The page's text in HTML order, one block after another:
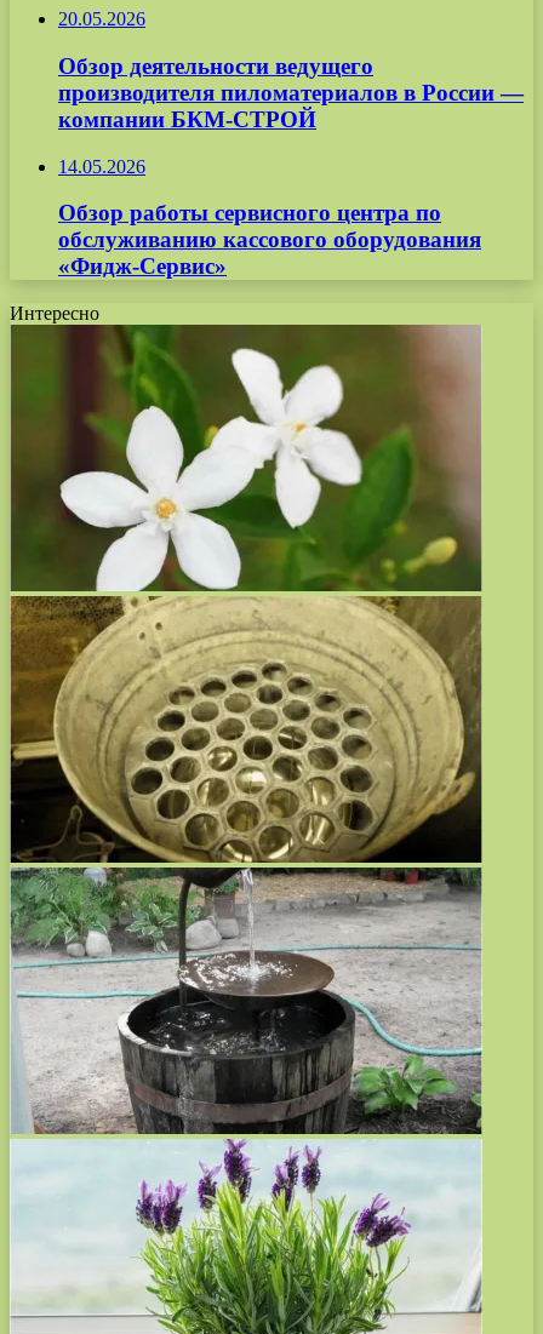
20.05.2026
Обзор деятельности ведущего
производителя пиломатериалов в России —
компании БКМ-СТРОЙ
14.05.2026
Обзор работы сервисного центра по
обслуживанию кассового оборудования
«Фидж-Сервис»
Интересно